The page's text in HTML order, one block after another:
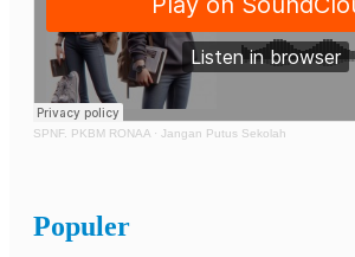
SPNF. PKBM RONAA · Jangan Putus Sekolah
Populer